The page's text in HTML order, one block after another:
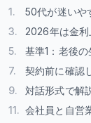
1. 50代が迷いや
3. 2026年は金
5. 基準1：老後
7. 契約前に確認
9. 対話形式で解
11. 会社員と自営